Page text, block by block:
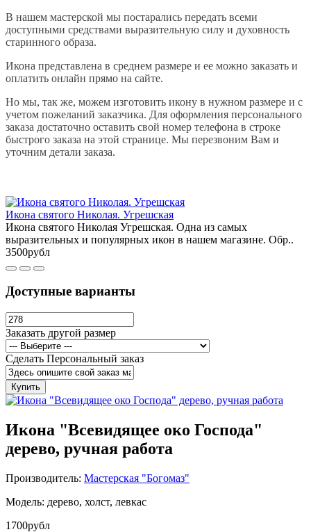
В нашем мастерской мы постарались передать всеми
доступными средствами выразительную силу и духовность
старинного образа.
Икона представлена в среднем размере и ее можно заказать и
оплатить онлайн прямо на сайте.
Но мы, так же, можем изготовить икону в нужном размере и с
учетом пожеланий заказчика. Для оформления персонального
заказа достаточно оставить свой номер телефона в строке
быстрого заказа на этой странице. Мы перезвоним Вам и
уточним детали заказа.
Икона святого Николая. Угрешская
Икона святого Николая Угрешская. Одна из самых
выразительных и популярных икон в нашем магазине. Обр..
3500рубл
Доступные варианты
Заказать другой размер
Сделать Персональный заказ
Купить
Икона "Всевидящее око Господа"
дерево, ручная работа
Производитель: Мастерская "Богомаз"
Модель: дерево, холст, левкас
1700рубл